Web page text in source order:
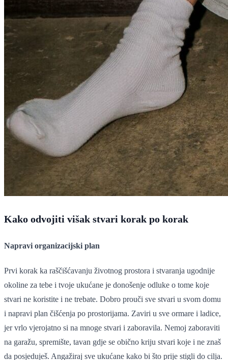
Kako odvojiti višak stvari korak po korak
Napravi organizacijski plan
Prvi korak ka raščišćavanju životnog prostora i stvaranja ugodnije
okoline za tebe i tvoje ukućane je donošenje odluke o tome koje
stvari ne koristite i ne trebate. Dobro prouči sve stvari u svom domu
i napravi plan čišćenja po prostorijama. Zaviri u sve ormare i ladice,
jer vrlo vjerojatno si na mnoge stvari i zaboravila. Nemoj zaboraviti
na garažu, spremište, tavan gdje se obično kriju stvari koje i ne znaš
da posjeduješ. Angažiraj sve ukućane kako bi što prije stigli do cilja.